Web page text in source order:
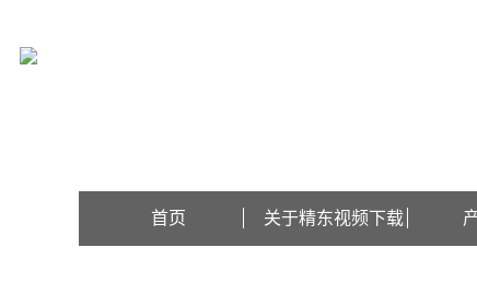
首页 关于精东视频下载